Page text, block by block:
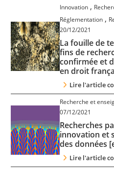
Innovation ,
Réglementation ,
20/12/2021
La fouille de
fins de
confirmée et
en droit
Lire l'article
Recherche et
07/12/2021
Recherches
innovation et
des données
Lire l'article